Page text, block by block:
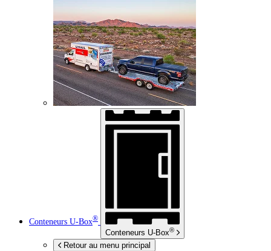
Conteneurs U-Box®
Conteneurs U-Box®
Retour au menu principal